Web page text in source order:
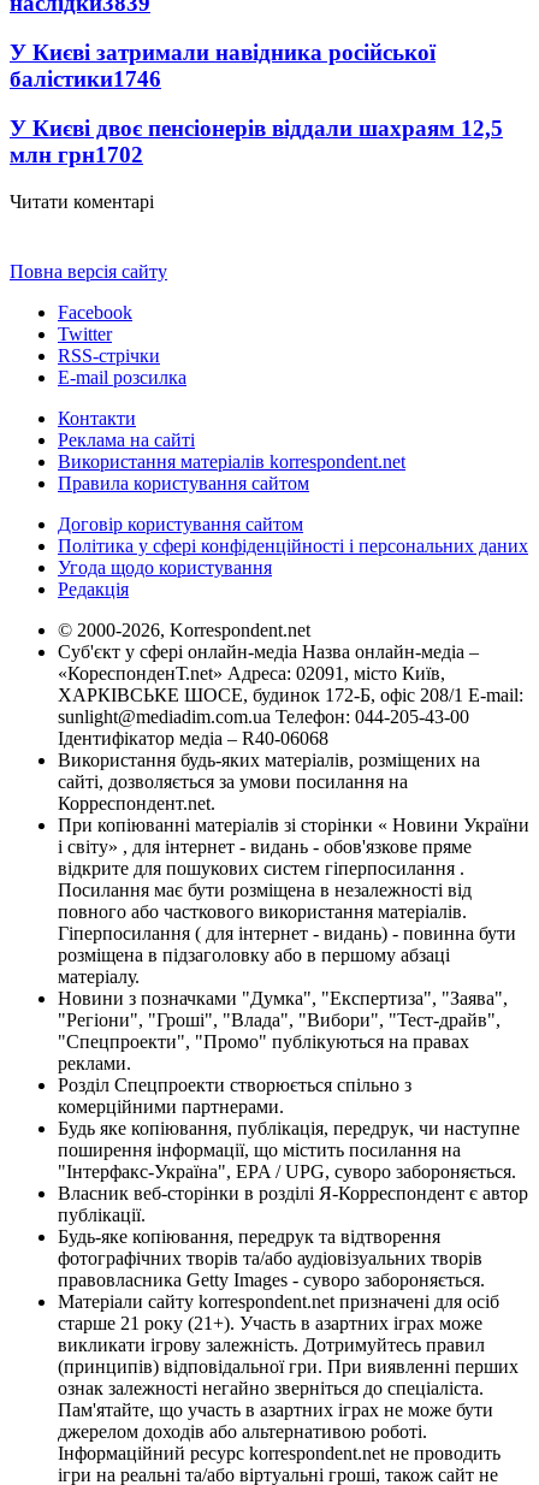
У Києві затримали навідника російської
балістики1746
У Києві двоє пенсіонерів віддали шахраям 12,5
млн грн1702
Читати коментарі
Повна версія сайту
Facebook
Twitter
RSS-стрічки
E-mail розсилка
Контакти
Реклама на сайті
Використання матеріалів korrespondent.net
Правила користування сайтом
Договір користування сайтом
Політика у сфері конфіденційності і персональних даних
Угода щодо користування
Редакція
© 2000-2026, Korrespondent.net
Суб'єкт у сфері онлайн-медіа Назва онлайн-медіа –
«КореспонденТ.net» Адреса: 02091, місто Київ,
ХАРКІВСЬКЕ ШОСЕ, будинок 172-Б, офіс 208/1 E-mail:
sunlight@mediadim.com.ua Телефон: 044-205-43-00
Ідентифікатор медіа – R40-06068
Використання будь-яких матеріалів, розміщених на
сайті, дозволяється за умови посилання на
Корреспондент.net.
При копіюванні матеріалів зі сторінки « Новини України
і світу» , для інтернет - видань - обов'язкове пряме
відкрите для пошукових систем гіперпосилання .
Посилання має бути розміщена в незалежності від
повного або часткового використання матеріалів.
Гіперпосилання ( для інтернет - видань) - повинна бути
розміщена в підзаголовку або в першому абзаці
матеріалу.
Новини з позначками "Думка", "Експертиза", "Заява",
"Регіони", "Гроші", "Влада", "Вибори", "Тест-драйв",
"Спецпроекти", "Промо" публікуються на правах
реклами.
Розділ Спецпроекти створюється спільно з
комерційними партнерами.
Будь яке копіювання, публікація, передрук, чи наступне
поширення інформації, що містить посилання на
"Інтерфакс-Україна", EPA / UPG, суворо забороняється.
Власник веб-сторінки в розділі Я-Корреспондент є автор
публікації.
Будь-яке копіювання, передрук та відтворення
фотографічних творів та/або аудіовізуальних творів
правовласника Getty Images - суворо забороняється.
Матеріали сайту korrespondent.net призначені для осіб
старше 21 року (21+). Участь в азартних іграх може
викликати ігрову залежність. Дотримуйтесь правил
(принципів) відповідальної гри. При виявленні перших
ознак залежності негайно зверніться до спеціаліста.
Пам'ятайте, що участь в азартних іграх не може бути
джерелом доходів або альтернативою роботі.
Інформаційний ресурс korrespondent.net не проводить
ігри на реальні та/або віртуальні гроші, також сайт не